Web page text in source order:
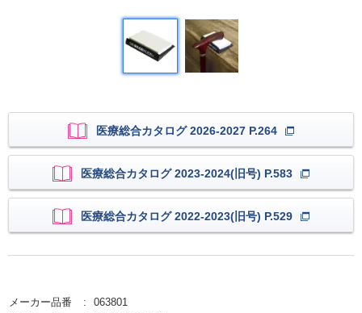
医療総合カタログ 2026-2027 P.264
医療総合カタログ 2023-2024(旧号) P.583
医療総合カタログ 2022-2023(旧号) P.529
メーカー品番
063801